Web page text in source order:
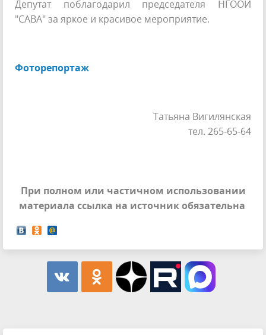
Депутат поблагодарил председателя НГООИ
"САВА" за яркое и красивое мероприятие.
Фоторепортаж
Татьяна Вигилянская
тел. 265-65-64
При полном или частичном использовании
материала ссылка на источник обязательна